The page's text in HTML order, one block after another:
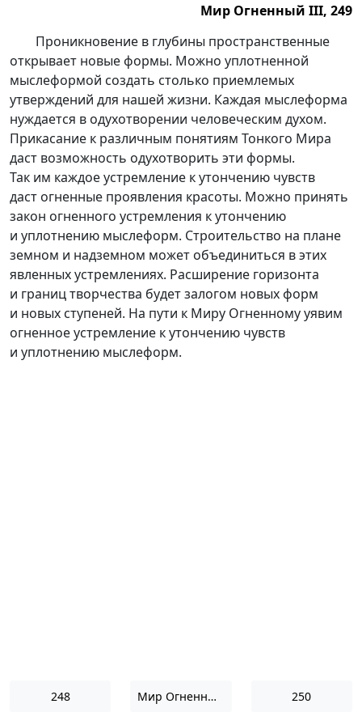
Мир Огненный III, 249
Мир Огненный III, 249.
Проникновение в глубины пространственные
открывает новые формы. Можно уплотненной
мыслеформой создать столько приемлемых
утверждений для нашей жизни. Каждая мыслеформа
нуждается в одухотворении человеческим духом.
Прикасание к различным понятиям Тонкого Мира
даст возможность одухотворить эти формы.
Так им каждое устремление к утончению чувств
даст огненные проявления красоты. Можно принять
закон огненного устремления к утончению
и уплотнению мыслеформ. Строительство на плане
земном и надземном может объединиться в этих
явленных устремлениях. Расширение горизонта
и границ творчества будет залогом новых форм
и новых ступеней. На пути к Миру Огненному уявим
огненное устремление к утончению чувств
и уплотнению мыслеформ.
248 Мир Огненный III 250